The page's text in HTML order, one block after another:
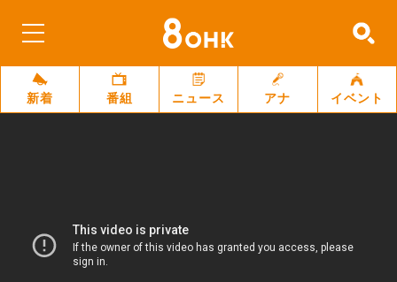
新着 番組 ニュース アナ イベント